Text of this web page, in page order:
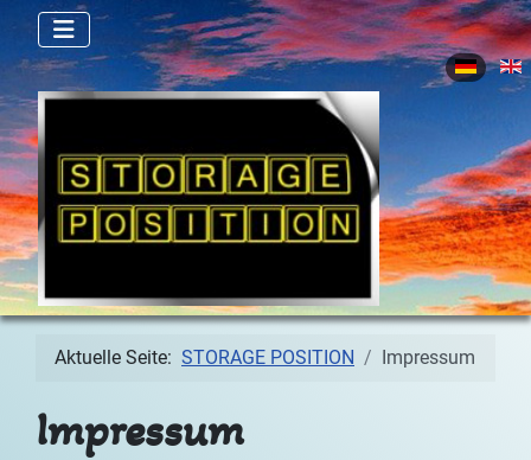
Sprache
Aktuelle Seite: STORAGE POSITION Impressum
Impressum